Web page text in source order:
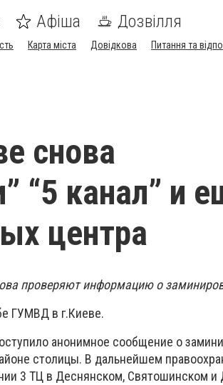
Афіша Дозвілля
Карта міста Довідкова Питання та
снова
“5 канал” и
центра
проверяют информацию о
ГУМВД в г.Киеве.
анонимное сообщение о
столицы. В дальнейшем
3 ТЦ в Деснянском, Святошинском и